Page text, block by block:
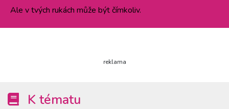
Ale v tvých rukách může být čímkoliv.
reklama
K tématu